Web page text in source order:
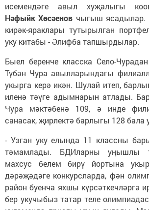
исемендәге авыл хуҗалыгы
Нәфыйк Хөсәенов чыгыш ясадылар.
кирәк-яраклары тутырылган
уку китабы - Әлифба тапшырдылар.
Быел беренче класска Село-
Түбән Чура авылларындагы
укырга керә икән. Шулай итеп,
иленә тәүге адымнарын атлады.
Чура мәктәбенә 109, ә инде
санасак, җирлектә барлыгы 128 бала
- Узган уку елында 11 классны
тәмамлады. БДИларны уңышлы
махсус белем бирү йортына
дәрәҗәдәге конкурсларда, фән
район буенча яхшы күрсәткечләргә
бер укучыбыз татар теле